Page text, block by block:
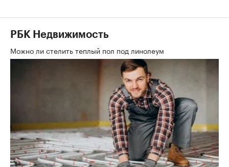
РБК Недвижимость
Можно ли стелить теплый пол под линолеум